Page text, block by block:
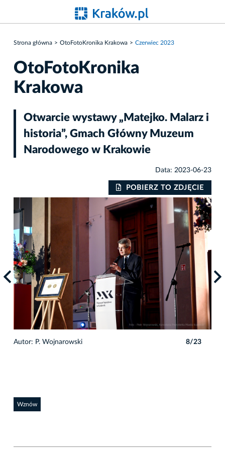
Strona główna OtoFotoKronika Krakowa Czerwiec 2023
OtoFotoKronika
Krakowa
Otwarcie wystawy „Matejko. Malarz i
historia”, Gmach Główny Muzeum
Narodowego w Krakowie
Data: 2023-06-23
POBIERZ TO ZDJĘCIE
Autor: P. Wojnarowski 8/23
Wznów